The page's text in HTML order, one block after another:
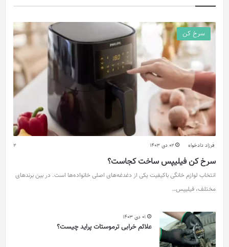
سرخ کن
فرزاد دادخواه 02 دی 1403 2
سرخ کن فیلیپس ساخت کجاست؟
انتخاب لوازم خانگی باکیفیت یکی از دغدغه‌های اصلی خانواده‌ها است. در بین برندهای
مختلف، فیلیپس…
01 دی 1403
علائم خرابی ترموستات پراید چیست؟